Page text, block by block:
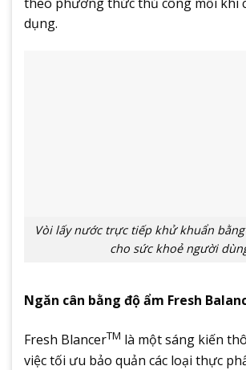
dụng.
Vòi lấy nước trực tiếp khử khuẩn
cho sức khoẻ người
Ngăn cân bằng độ ẩm Fresh
Fresh BlancerTM là một sáng kiến
việc tối ưu bảo quản các loại thực